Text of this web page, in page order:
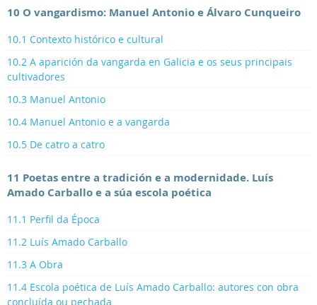
10 O vangardismo: Manuel Antonio e Álvaro Cunqueiro
10.1 Contexto histórico e cultural
10.2 A aparición da vangarda en Galicia e os seus principais
cultivadores
10.3 Manuel Antonio
10.4 Manuel Antonio e a vangarda
10.5 De catro a catro
11 Poetas entre a tradición e a modernidade. Luís
Amado Carballo e a súa escola poética
11.1 Perfil da Época
11.2 Luís Amado Carballo
11.3 A Obra
11.4 Escola poética de Luís Amado Carballo: autores con obra
concluída ou pechada